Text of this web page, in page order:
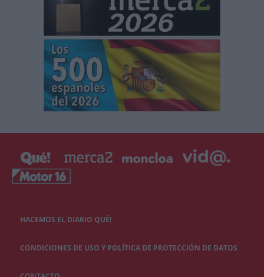
HACEMOS EL DIARIO QUÉ!
CONDICIONES DE USO Y POLÍTICA DE PROTECCIÓN DE DATOS